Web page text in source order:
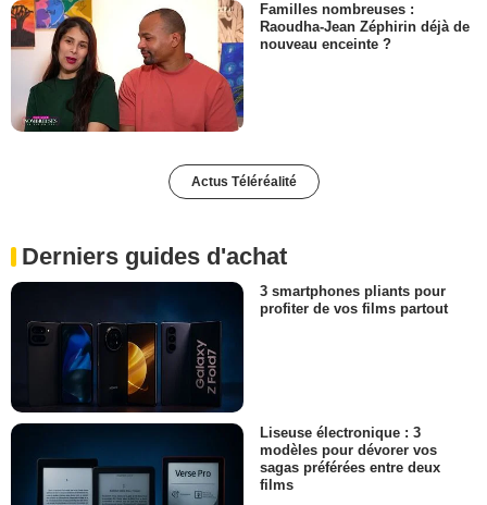
Familles nombreuses :
Raoudha-Jean Zéphirin déjà de
nouveau enceinte ?
Actus Téléréalité
Derniers guides d'achat
3 smartphones pliants pour
profiter de vos films partout
Liseuse électronique : 3
modèles pour dévorer vos
sagas préférées entre deux
films